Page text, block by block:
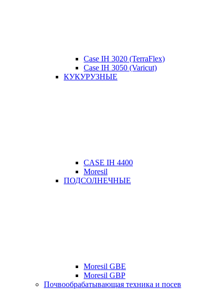
Case IH 3020 (TerraFlex)
Case IH 3050 (Varicut)
КУКУРУЗНЫЕ
CASE IH 4400
Moresil
ПОДСОЛНЕЧНЫЕ
Moresil GBE
Moresil GBP
Почвообрабатывающая техника и посев